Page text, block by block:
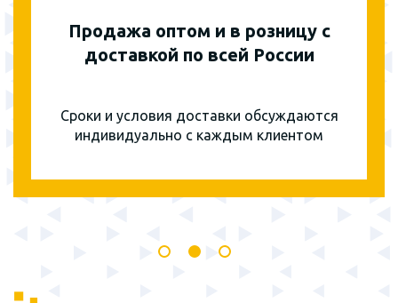
Продажа оптом и в розницу с
доставкой по всей России
Сроки и условия доставки обсуждаются
индивидуально с каждым клиентом